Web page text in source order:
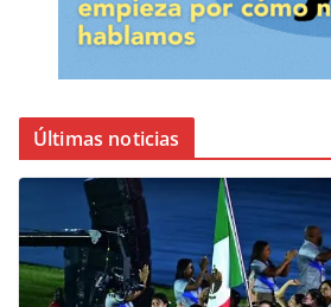
Últimas noticias